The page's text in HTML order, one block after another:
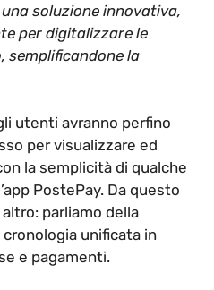
soluzione innovativa,
per digitalizzare le
semplificandone la
utenti avranno perfino
per visualizzare ed
la semplicità di qualche
PostePay. Da questo
parliamo della
unificata in
e pagamenti.